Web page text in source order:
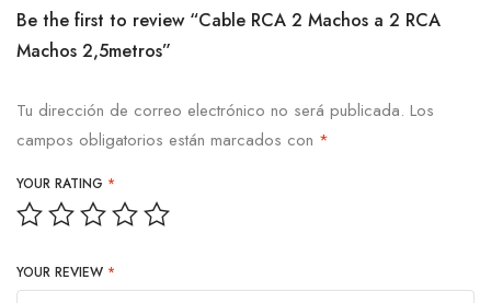
Be the first to review “Cable RCA 2 Machos a 2 RCA
Machos 2,5metros”
Tu dirección de correo electrónico no será publicada. Los
campos obligatorios están marcados con *
YOUR RATING *
YOUR REVIEW *